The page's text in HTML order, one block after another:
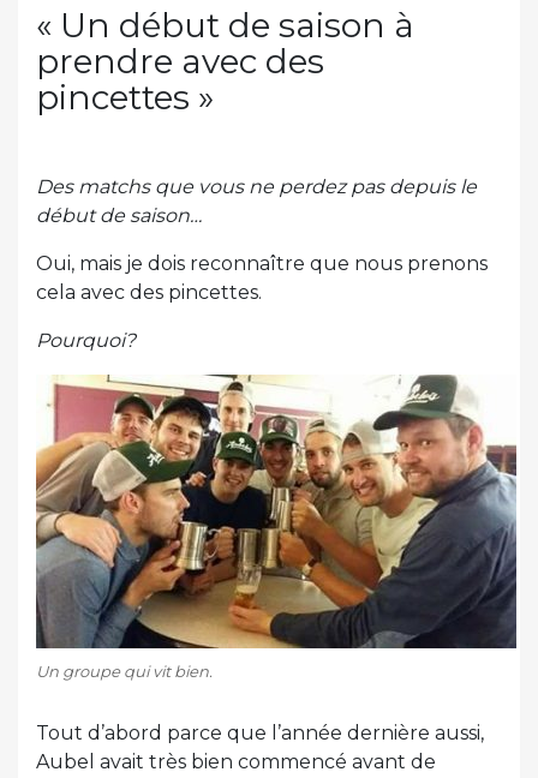
« Un début de saison à
prendre avec des
pincettes »
Des matchs que vous ne perdez pas depuis le
début de saison…
Oui, mais je dois reconnaître que nous prenons
cela avec des pincettes.
Pourquoi?
Un groupe qui vit bien.
Tout d’abord parce que l’année dernière aussi,
Aubel avait très bien commencé avant de